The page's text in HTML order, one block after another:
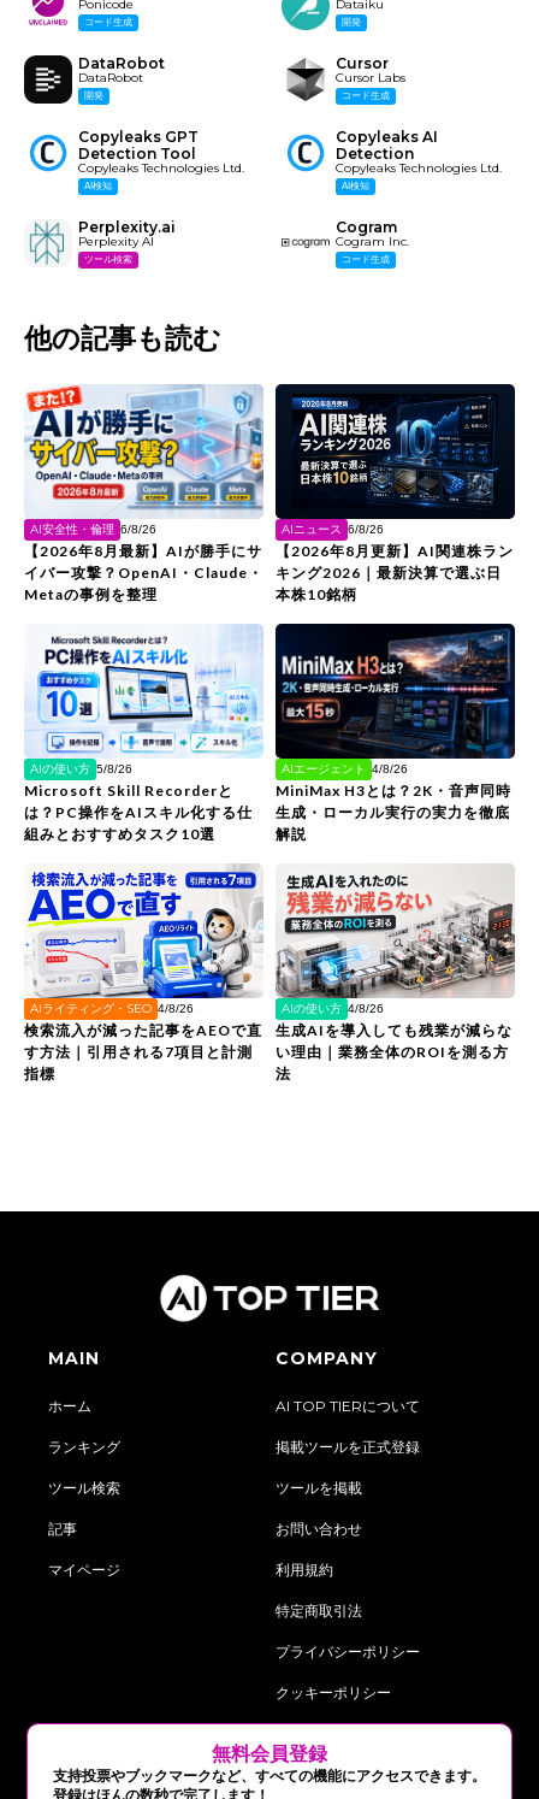
Ponicode
コード生成
Dataiku
開発
DataRobot
DataRobot
開発
Cursor
Cursor Labs
コード生成
Copyleaks GPT
Detection Tool
Copyleaks Technologies Ltd.
AI検知
Copyleaks AI
Detection
Copyleaks Technologies Ltd.
AI検知
Perplexity.ai
Perplexity AI
ツール検索
Cogram
Cogram Inc.
コード生成
他の記事も読む
AI安全性・倫理 6/8/26
【2026年8月最新】AIが勝手にサ
イバー攻撃？OpenAI・Claude・
Metaの事例を整理
AIニュース 6/8/26
【2026年8月更新】AI関連株ラン
キング2026｜最新決算で選ぶ日
本株10銘柄
AIの使い方 5/8/26
Microsoft Skill Recorderと
は？PC操作をAIスキル化する仕
組みとおすすめタスク10選
AIエージェント 4/8/26
MiniMax H3とは？2K・音声同時
生成・ローカル実行の実力を徹底
解説
AIライティング・SEO 4/8/26
検索流入が減った記事をAEOで直
す方法｜引用される7項目と計測
指標
AIの使い方 4/8/26
生成AIを導入しても残業が減らな
い理由｜業務全体のROIを測る方
法
MAIN
ホーム
ランキング
ツール検索
記事
マイページ
COMPANY
AI TOP TIERについて
掲載ツールを正式登録
ツールを掲載
お問い合わせ
利用規約
特定商取引法
プライバシーポリシー
クッキーポリシー
follow us on:
‍無料会員登録
支持投票やブックマークなど、すべての機能にアクセスできます。
登録はほんの数秒で完了します！